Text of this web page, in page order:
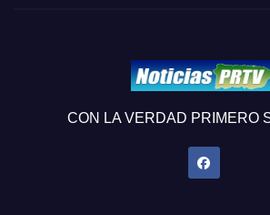
CON LA VERDAD PRIMERO